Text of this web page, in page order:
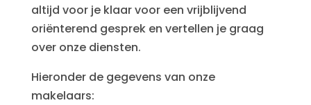
altijd voor je klaar voor een vrijblijvend
oriënterend gesprek en vertellen je graag
over onze diensten.
Hieronder de gegevens van onze
makelaars: